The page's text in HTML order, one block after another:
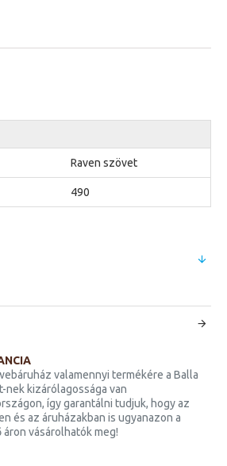
Raven szövet
490
valamennyi termékére a Balla
nek kizárólagossága van
így garantálni tudjuk, hogy az
és az áruházakban is ugyanazon a
áron vásárolhatók meg!